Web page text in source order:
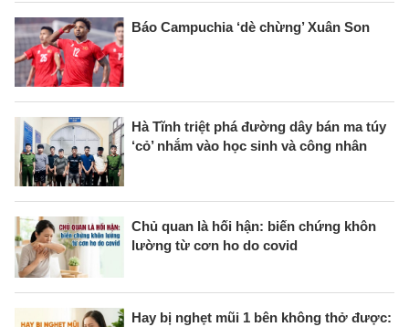
Báo Campuchia ‘dè chừng’ Xuân Son
Hà Tĩnh triệt phá đường dây bán ma túy
‘cỏ’ nhắm vào học sinh và công nhân
Chủ quan là hối hận: biến chứng khôn
lường từ cơn ho do covid
Hay bị nghẹt mũi 1 bên không thở được: